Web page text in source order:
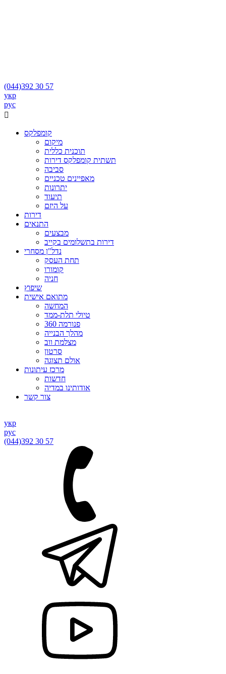
(044)392 30 57
укр
рус

קומפלקס
מיקום
תוכנית כללית
תשתית קומפלקס דירות
סביבה
מאפיינים טכניים
יתרונות
תיעוד
על היזם
דירות
התנאים
מבצעים
דירות בתשלומים בקייב
נדל"ן מסחרי
תחת העסק
קומורו
חניה
שיפוץ
מתואם אישית
המחשה
טיולי תלת-ממד
פנורמה 360
מהלך הבנייה
מצלמת ווב
סרטון
אולם תצוגה
מרכז עיתונות
חדשות
אודותינו במדיה
צור קשר
укр
рус
(044)392 30 57